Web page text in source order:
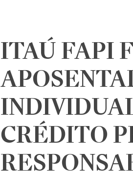
ITAÚ FAPI
CRÉDITO